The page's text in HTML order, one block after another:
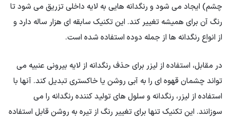
چشم) ایجاد می شود و رنگدانه هایی به لایه داخلی تزریق می شود تا
رنگ آن برای همیشه تغییر کند. این تکنیک سابقه ای هزار ساله دارد و
از انواع رنگدانه ها از جمله دوده استفاده شده است.
در مقابل، استفاده از لیزر برای حذف رنگدانه از لایه بیرونی عنبیه می
تواند چشمان قهوه ای را به آبی روشن یا خاکستری تبدیل کند. آنها با
استفاده از لیزر، رنگدانه و سلول های تولید کننده رنگدانه را می
سوزانند. این تکنیک تنها برای تغییر رنگ از تیره به روشن قابل استفاده